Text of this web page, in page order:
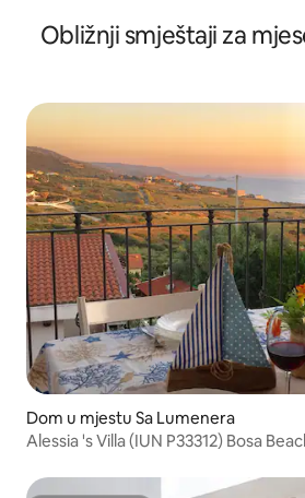
Obližnji smještaji za
Dom u mjestu Sa Lumenera
Alessia 's Villa (IUN P33312) Bosa